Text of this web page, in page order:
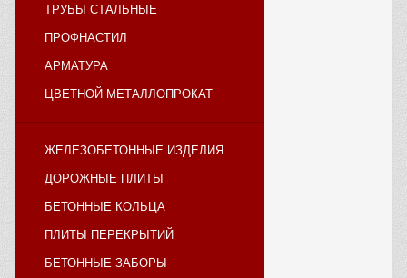
ТРУБЫ СТАЛЬНЫЕ
ПРОФНАСТИЛ
АРМАТУРА
ЦВЕТНОЙ МЕТАЛЛОПРОКАТ
ЖЕЛЕЗОБЕТОННЫЕ ИЗДЕЛИЯ
ДОРОЖНЫЕ ПЛИТЫ
БЕТОННЫЕ КОЛЬЦА
ПЛИТЫ ПЕРЕКРЫТИЙ
БЕТОННЫЕ ЗАБОРЫ